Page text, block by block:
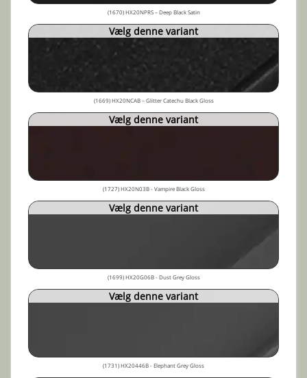
(1670) HX20NPRS – Deep Black Satin
Vælg denne variant
(1669) HX20NCAB – Glitter Catechu Black Gloss
Vælg denne variant
(1727) HX20N03B - Vampire Black Gloss
Vælg denne variant
(1699) HX20G06B - Dust Grey Gloss
Vælg denne variant
(1731) HX20446B - Elephant Grey Gloss